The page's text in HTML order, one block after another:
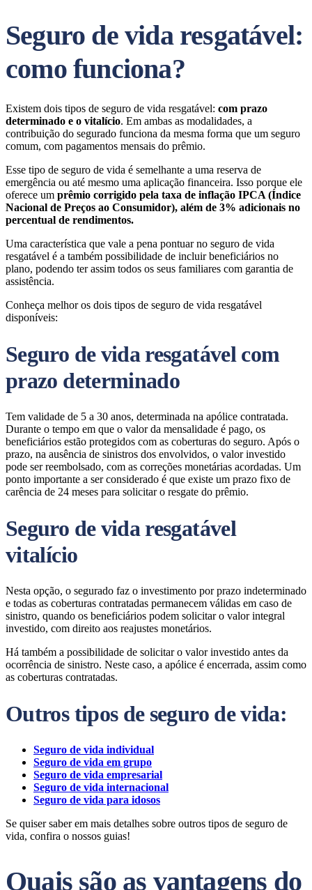
Seguro de vida resgatável:
como funciona?
Existem dois tipos de seguro de vida resgatável: com prazo
determinado e o vitalício. Em ambas as modalidades, a
contribuição do segurado funciona da mesma forma que um seguro
comum, com pagamentos mensais do prêmio.
Esse tipo de seguro de vida é semelhante a uma reserva de
emergência ou até mesmo uma aplicação financeira. Isso porque ele
oferece um prêmio corrigido pela taxa de inflação IPCA (Índice
Nacional de Preços ao Consumidor), além de 3% adicionais no
percentual de rendimentos.
Uma característica que vale a pena pontuar no seguro de vida
resgatável é a também possibilidade de incluir beneficiários no
plano, podendo ter assim todos os seus familiares com garantia de
assistência.
Conheça melhor os dois tipos de seguro de vida resgatável
disponíveis:
Seguro de vida resgatável com
prazo determinado
Tem validade de 5 a 30 anos, determinada na apólice contratada.
Durante o tempo em que o valor da mensalidade é pago, os
beneficiários estão protegidos com as coberturas do seguro. Após o
prazo, na ausência de sinistros dos envolvidos, o valor investido
pode ser reembolsado, com as correções monetárias acordadas. Um
ponto importante a ser considerado é que existe um prazo fixo de
carência de 24 meses para solicitar o resgate do prêmio.
Seguro de vida resgatável
vitalício
Nesta opção, o segurado faz o investimento por prazo indeterminado
e todas as coberturas contratadas permanecem válidas em caso de
sinistro, quando os beneficiários podem solicitar o valor integral
investido, com direito aos reajustes monetários.
Há também a possibilidade de solicitar o valor investido antes da
ocorrência de sinistro. Neste caso, a apólice é encerrada, assim como
as coberturas contratadas.
Outros tipos de seguro de vida:
Seguro de vida individual
Seguro de vida em grupo
Seguro de vida empresarial
Seguro de vida internacional
Seguro de vida para idosos
Se quiser saber em mais detalhes sobre outros tipos de seguro de
vida, confira o nossos guias!
Quais são as vantagens do